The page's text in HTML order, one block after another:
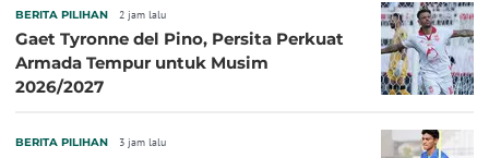
BERITA PILIHAN 2 jam lalu
Gaet Tyronne del Pino, Persita Perkuat
Armada Tempur untuk Musim
2026/2027
BERITA PILIHAN 3 jam lalu